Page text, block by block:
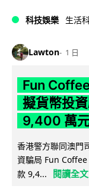
科技娛樂 生活
Lawton 1 日
Fun
擬貨幣投
9,400 萬
香港警方聯同澳門
資騙局 Fun
款 9,4...
閱讀全文